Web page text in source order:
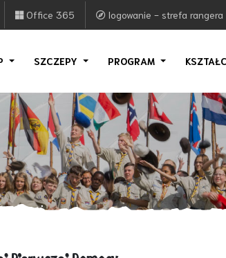
Office 365 logowanie - strefa rangera
SZCZEPY PROGRAM